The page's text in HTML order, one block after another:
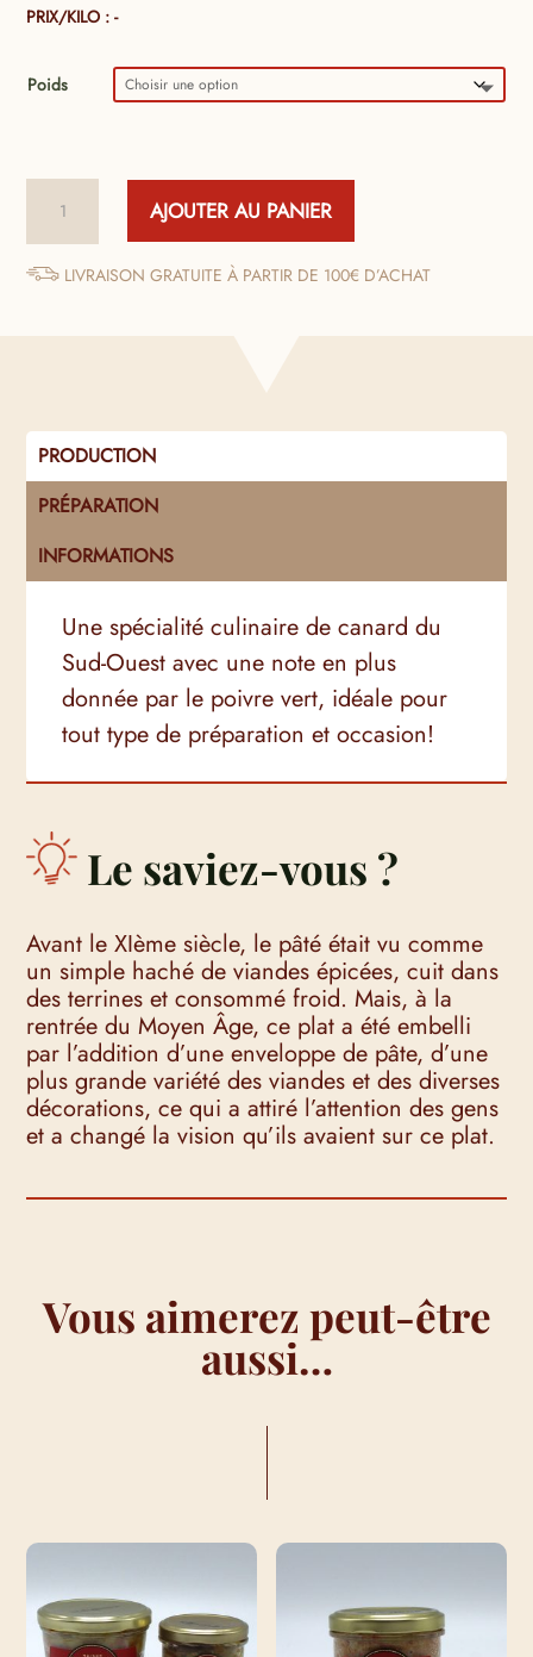
prix :
à
5,50 €
PRIX/KILO : -
Poids
Pâté
de
AJOUTER AU PANIER
LIVRAISON GRATUITE À PARTIR DE 100€ D’ACHAT
PRODUCTION
PRÉPARATION
INFORMATIONS
Une spécialité culinaire de canard du
Sud-Ouest avec une note en plus
donnée par le poivre vert, idéale pour
tout type de préparation et occasion!
Le saviez-vous ?
Avant le XIème siècle, le pâté était vu comme
un simple haché de viandes épicées, cuit dans
des terrines et consommé froid. Mais, à la
rentrée du Moyen Âge, ce plat a été embelli
par l’addition d’une enveloppe de pâte, d’une
plus grande variété des viandes et des diverses
décorations, ce qui a attiré l’attention des gens
et a changé la vision qu’ils avaient sur ce plat.
Vous aimerez peut-être
aussi…